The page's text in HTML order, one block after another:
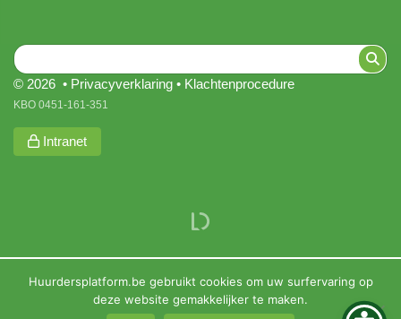
© 2026 • Privacyverklaring • Klachtenprocedure
KBO 0451-161-351
Intranet
Huurdersplatform.be gebruikt cookies om uw surfervaring op
deze website gemakkelijker te maken.